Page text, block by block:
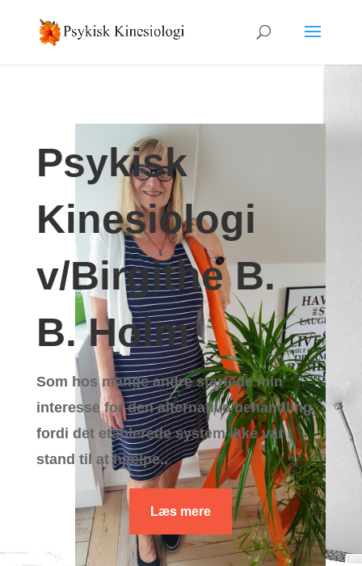
Psykisk
Kinesiologi
v/Birgithe B.
B. Holm
Som hos mange andre startede min
interesse for den alternative behandling,
fordi det etablerede system ikke var i
stand til at hjælpe..
Læs mere